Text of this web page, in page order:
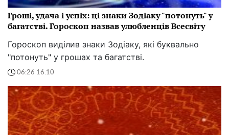
Гроші, удача і успіх: ці знаки Зодіаку "потонуть" у
багатстві. Гороскоп назвав улюбленців Всесвіту
Гороскоп виділив знаки Зодіаку, які буквально
"потонуть" у грошах та багатстві.
06:26 16.10